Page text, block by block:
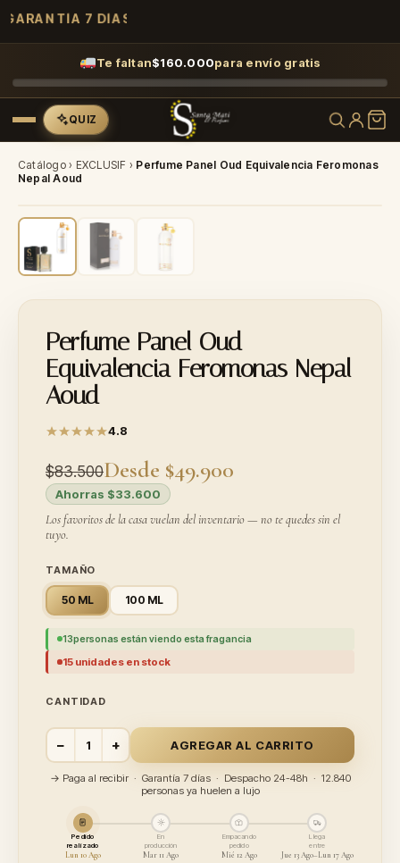
GARANTÍA 7 DÍAS
Te faltan$160.000para envío gratis
QUIZ
Catálogo› EXCLUSIF › Perfume Panel Oud Equivalencia Feromonas
Nepal Aoud
-40%
Perfume Panel Oud
Equivalencia Feromonas Nepal
Aoud
4.8
$83.500Desde $49.900
Ahorras $33.600
Los favoritos de la casa vuelan del inventario — no te quedes sin el
tuyo.
TAMAÑO
50 ML 100 ML
13personas están viendo esta fragancia
15 unidades en stock
CANTIDAD
− + AGREGAR AL CARRITO
→ Paga al recibir · Garantía 7 días · Despacho 24-48h · 12.840
personas ya huelen a lujo
Pedido
realizado
Lun 10 Ago
En
producción
Mar 11 Ago
Empacando
pedido
Mié 12 Ago
Llega
entre
Jue 13 Ago–Lun 17 Ago